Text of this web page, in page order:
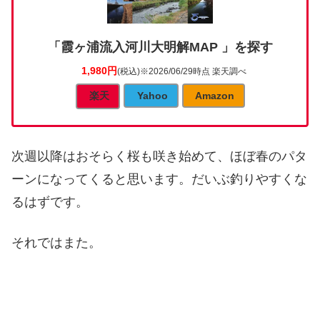
「霞ヶ浦流入河川大明解MAP 」を探す
1,980円(税込)※2026/06/29時点 楽天調べ
楽天 Yahoo Amazon
次週以降はおそらく桜も咲き始めて、ほぼ春のパタ
ーンになってくると思います。だいぶ釣りやすくな
るはずです。
それではまた。